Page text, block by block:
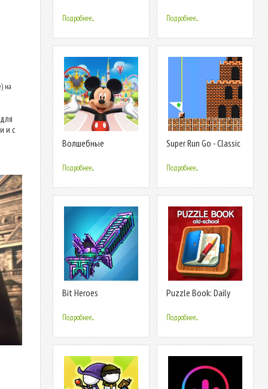
на
и с
2020
Подробнее...
военная игра
Подробнее...
Волшебные
Построй свой парк!
Подробнее...
Super Run Go - Classic
Подробнее...
Bit Heroes
Подробнее...
Puzzle Book: Daily
Подробнее...